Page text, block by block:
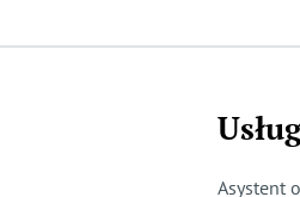
Asystent